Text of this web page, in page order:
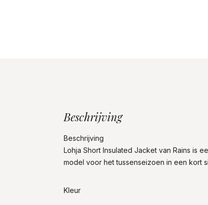
Beschrijving
Beschrijving
Lohja Short Insulated Jacket van Rains is
model voor het tussenseizoen in een kort
Kleur